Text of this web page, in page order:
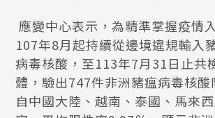
應變中心表示，為精準掌握疫情
107年8月起持續從邊境違規輸入
病毒核酸，至113年7月31日止共
體，驗出747件非洲豬瘟病毒核酸
自中國大陸、越南、泰國、馬來